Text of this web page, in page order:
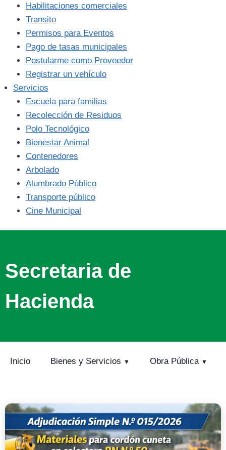
Habilitaciones comerciales
Transito
Permisos para Eventos
Pago de tasas municipales
Postularme como Proveedor
Registrar un vehículo
Servicios
Escuela para familias
Recolección de Residuos
Polo Tecnológico
Bienestar Animal
Contenedores
Arbolado
Alumbrado Público
Transporte público
Cine Municipal
Secretaria de
Hacienda
Inicio Bienes y Servicios Obra Pública